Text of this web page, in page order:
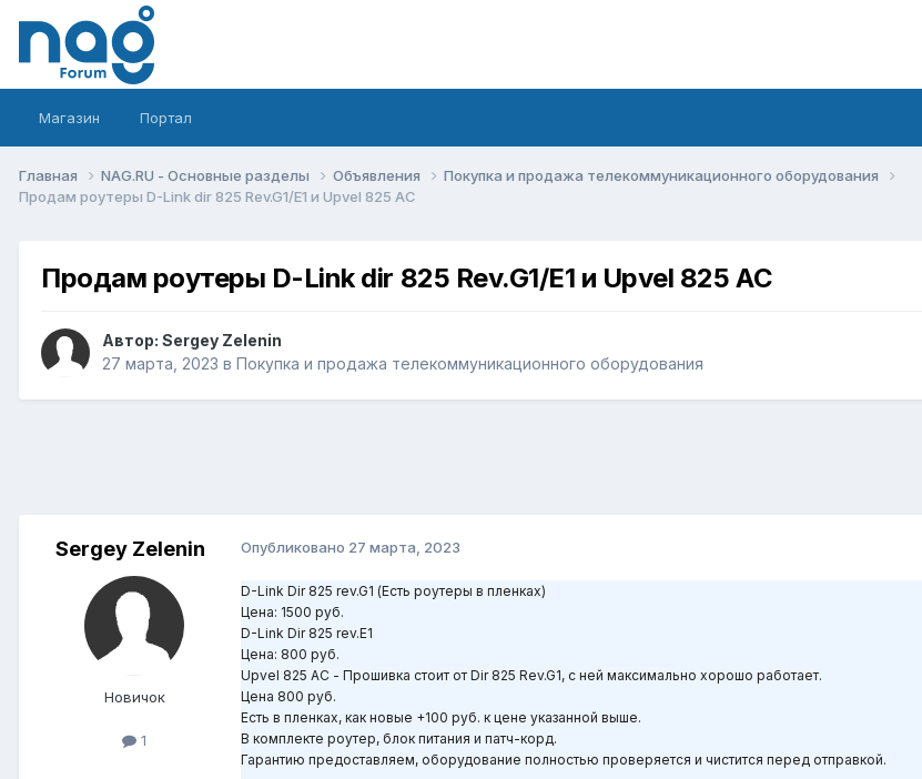
Магазин Портал
Главная NAG.RU - Основные разделы Объявления
Покупка и продажа телекоммуникационного оборудования
Продам роутеры D-Link dir 825 Rev.G1/Е1 и Upvel 825 AC
Продам роутеры D-Link dir 825 Rev.G1/Е1 и Upvel 825 AC
Автор: Sergey Zelenin
27 марта, 2023 в Покупка и продажа телекоммуникационного оборудования
Sergey Zelenin
Новичок
1
Опубликовано 27 марта, 2023
D-Link Dir 825 rev.G1 (Есть роутеры в пленках)
Цена: 1500 руб.
D-Link Dir 825 rev.Е1
Цена: 800 руб.
Upvel 825 АС - Прошивка стоит от Dir 825 Rev.G1, с ней максимально хорошо работает.
Цена 800 руб.
Есть в пленках, как новые +100 руб. к цене указанной выше.
В комплекте роутер, блок питания и патч-корд.
Гарантию предоставляем, оборудование полностью проверяется и чистится перед отправкой.